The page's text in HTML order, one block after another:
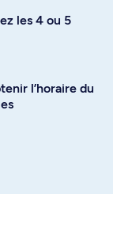
les 4 ou 5
l’horaire du